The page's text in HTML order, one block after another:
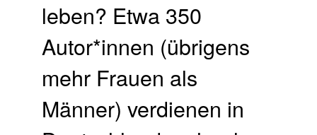
leben? Etwa 350
Autor*innen (übrigens
mehr Frauen als
Männer) verdienen in